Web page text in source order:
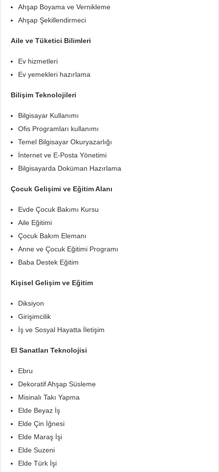
Ahşap Boyama ve Vernikleme
Ahşap Şekillendirmeci
Aile ve Tüketici Bilimleri
Ev hizmetleri
Ev yemekleri hazırlama
Bilişim Teknolojileri
Bilgisayar Kullanımı
Ofis Programları kullanımı
Temel Bilgisayar Okuryazarlığı
İnternet ve E-Posta Yönetimi
Bilgisayarda Doküman Hazırlama
Çocuk Gelişimi ve Eğitim Alanı
Evde Çocuk Bakımı Kursu
Aile Eğitimi
Çocuk Bakım Elemanı
Anne ve Çocuk Eğitimi Programı
Baba Destek Eğitim
Kişisel Gelişim ve Eğitim
Diksiyon
Girişimcilik
İş ve Sosyal Hayatta İletişim
El Sanatları Teknolojisi
Ebru
Dekoratif Ahşap Süsleme
Misinalı Takı Yapma
Elde Beyaz İş
Elde Çin İğnesi
Elde Maraş İşi
Elde Suzeni
Elde Türk İşi